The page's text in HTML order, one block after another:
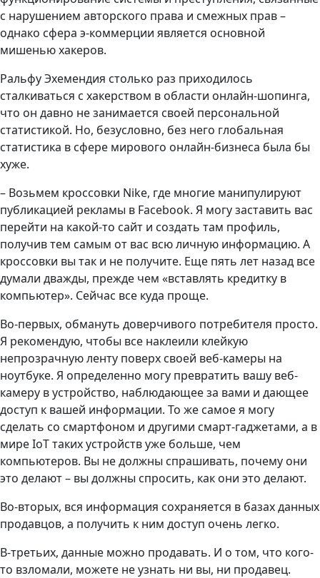
с нарушением авторского права и смежных прав –
однако сфера э-коммерции является основной
мишенью хакеров.
Ральфу Эхемендия столько раз приходилось
сталкиваться с хакерством в области онлайн-шопинга,
что он давно не занимается своей персональной
статистикой. Но, безусловно, без него глобальная
статистика в сфере мирового онлайн-бизнеса была бы
хуже.
– Возьмем кроссовки Nike, где многие манипулируют
публикацией рекламы в Facebook. Я могу заставить вас
перейти на какой-то сайт и создать там профиль,
получив тем самым от вас всю личную информацию. А
кроссовки вы так и не получите. Еще пять лет назад все
думали дважды, прежде чем «вставлять кредитку в
компьютер». Сейчас все куда проще.
Во-первых, обмануть доверчивого потребителя просто.
Я рекомендую, чтобы все наклеили клейкую
непрозрачную ленту поверх своей веб-камеры на
ноутбуке. Я определенно могу превратить вашу веб-
камеру в устройство, наблюдающее за вами и дающее
доступ к вашей информации. То же самое я могу
сделать со смартфоном и другими смарт-гаджетами, а в
мире IoT таких устройств уже больше, чем
компьютеров. Вы не должны спрашивать, почему они
это делают – вы должны спросить, как они это делают.
Во-вторых, вся информация сохраняется в базах данных
продавцов, а получить к ним доступ очень легко.
В-третьих, данные можно продавать. И о том, что кого-
то взломали, можете не узнать ни вы, ни продавец.